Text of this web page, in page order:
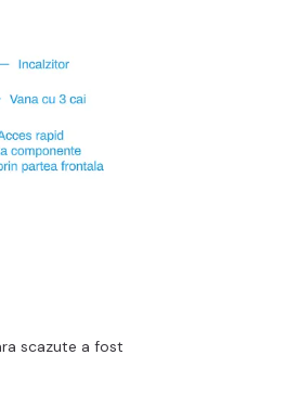
scazute a fost